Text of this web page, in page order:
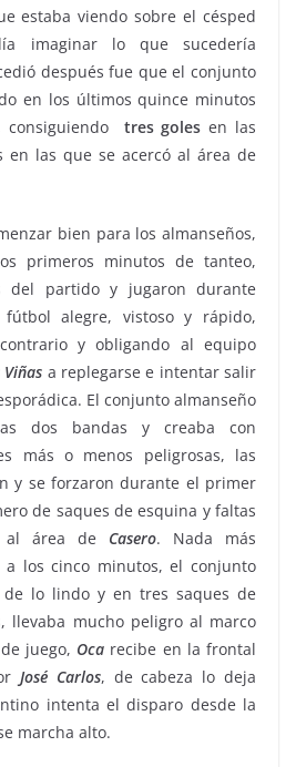
estaba viendo sobre el césped
imaginar lo que sucedería
después fue que el conjunto
en los últimos quince minutos
tres goles en las
en las que se acercó al área de
bien para los almanseños,
primeros minutos de tanteo,
del partido y jugaron durante
alegre, vistoso y rápido,
y obligando al equipo
Viñas a replegarse e intentar salir
El conjunto almanseño
dos bandas y creaba con
más o menos peligrosas, las
y se forzaron durante el primer
de saques de esquina y faltas
al área de Casero. Nada más
los cinco minutos, el conjunto
de lo lindo y en tres saques de
llevaba mucho peligro al marco
juego, Oca recibe en la frontal
José Carlos, de cabeza lo deja
intenta el disparo desde la
marcha alto.